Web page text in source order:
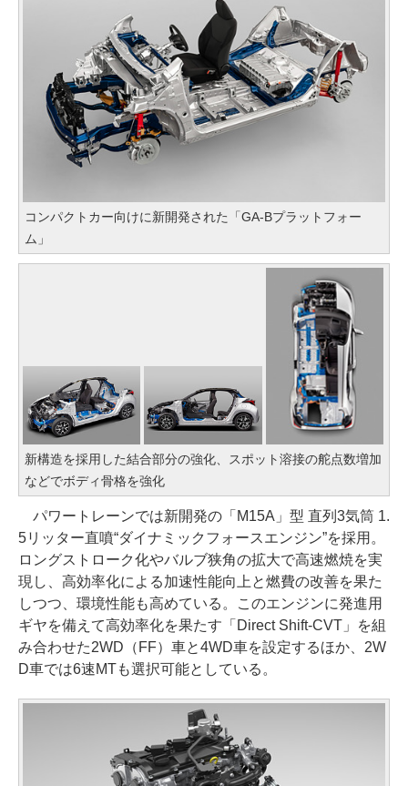
コンパクトカー向けに新開発された「GA-Bプラットフォー
ム」
新構造を採用した結合部分の強化、スポット溶接の舵点数増加
などでボディ骨格を強化
パワートレーンでは新開発の「M15A」型 直列3気筒 1.
5リッター直噴“ダイナミックフォースエンジン”を採用。
ロングストローク化やバルブ狭角の拡大で高速燃焼を実
現し、高効率化による加速性能向上と燃費の改善を果た
しつつ、環境性能も高めている。このエンジンに発進用
ギヤを備えて高効率化を果たす「Direct Shift-CVT」を組
み合わせた2WD（FF）車と4WD車を設定するほか、2W
D車では6速MTも選択可能としている。